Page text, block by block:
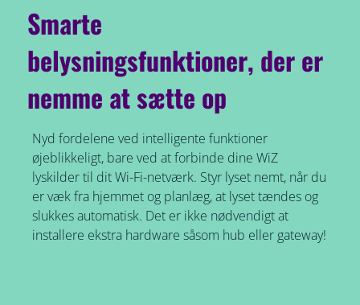
Smarte
belysningsfunktioner, der er
nemme at sætte op
Nyd fordelene ved intelligente funktioner
øjeblikkeligt, bare ved at forbinde dine WiZ
lyskilder til dit Wi-Fi-netværk. Styr lyset nemt, når du
er væk fra hjemmet og planlæg, at lyset tændes og
slukkes automatisk. Det er ikke nødvendigt at
installere ekstra hardware såsom hub eller gateway!